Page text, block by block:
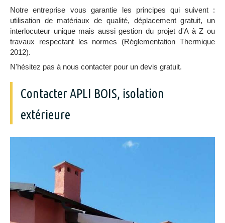
Notre entreprise vous garantie les principes qui suivent :
utilisation de matériaux de qualité, déplacement gratuit, un
interlocuteur unique mais aussi gestion du projet d'A à Z ou
travaux respectant les normes (Réglementation Thermique
2012).
N'hésitez pas à nous contacter pour un devis gratuit.
Contacter APLI BOIS, isolation
extérieure